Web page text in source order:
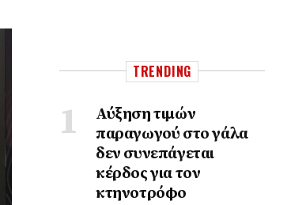
TRENDING
Αύξηση τιμών
παραγωγού στο γάλα
δεν συνεπάγεται
κέρδος για τον
κτηνοτρόφο